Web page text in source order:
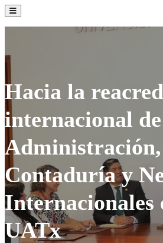
La Institución
Hacia la
internacional de
Administración,
Contaduría y
Internacionales
UATx